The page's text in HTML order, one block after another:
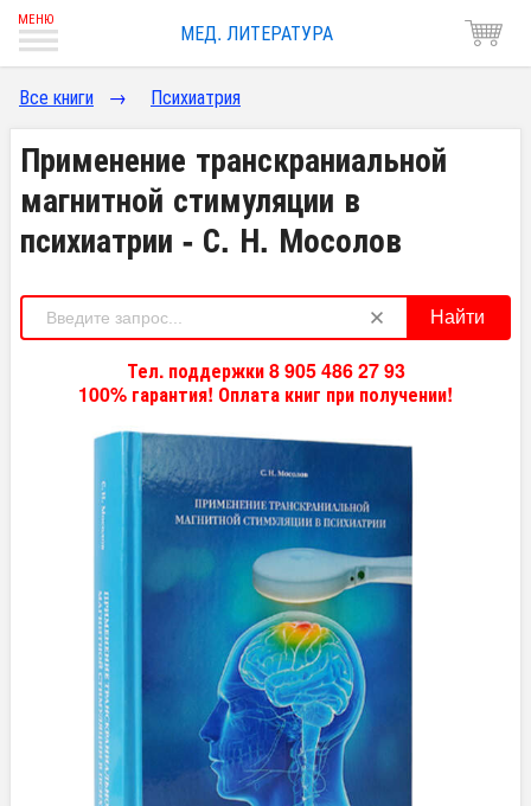
МЕД. ЛИТЕРАТУРА
Все книги → Психиатрия
Применение транскраниальной
магнитной стимуляции в
психиатрии - С. Н. Мосолов
Найти
Тел. поддержки 8 905 486 27 93
100% гарантия! Оплата книг при получении!